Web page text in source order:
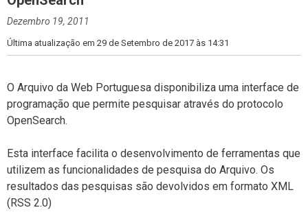
Dezembro 19, 2011
Última atualização em 29 de Setembro de 2017 às 14:31
O Arquivo da Web Portuguesa disponibiliza uma interface de
programação que permite pesquisar através do protocolo
OpenSearch.
Esta interface facilita o desenvolvimento de ferramentas que
utilizem as funcionalidades de pesquisa do Arquivo. Os
resultados das pesquisas são devolvidos em formato XML
(RSS 2.0)